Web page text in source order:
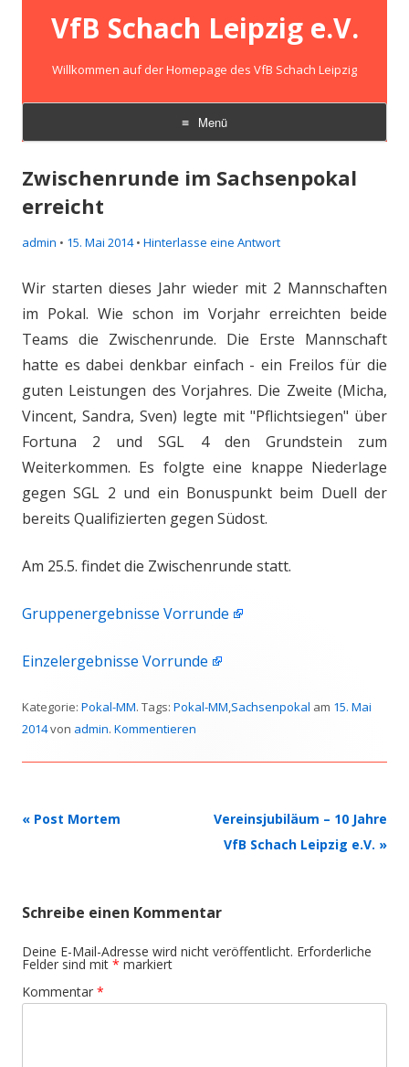
VfB Schach Leipzig e.V.
Willkommen auf der Homepage des VfB Schach Leipzig
Menü
Zum
springen
Zwischenrunde im Sachsenpokal
erreicht
admin • 15. Mai 2014 • Hinterlasse eine Antwort
Wir starten dieses Jahr wieder mit 2 Mannschaften
im Pokal. Wie schon im Vorjahr erreichten beide
Teams die Zwischenrunde. Die Erste Mannschaft
hatte es dabei denkbar einfach - ein Freilos für die
guten Leistungen des Vorjahres. Die Zweite (Micha,
Vincent, Sandra, Sven) legte mit "Pflichtsiegen" über
Fortuna 2 und SGL 4 den Grundstein zum
Weiterkommen. Es folgte eine knappe Niederlage
gegen SGL 2 und ein Bonuspunkt beim Duell der
bereits Qualifizierten gegen Südost.
Am 25.5. findet die Zwischenrunde statt.
Gruppenergebnisse Vorrunde
Einzelergebnisse Vorrunde
Kategorie: Pokal-MM. Tags: Pokal-MM,Sachsenpokal am 15. Mai
2014von admin. Kommentieren
Beitrags-
« Post Mortem
Vereinsjubiläum – 10 Jahre
VfB Schach Leipzig e.V. »
Schreibe einen Kommentar
Deine E-Mail-Adresse wird nicht veröffentlicht. Erforderliche
Felder sind mit * markiert
Kommentar *